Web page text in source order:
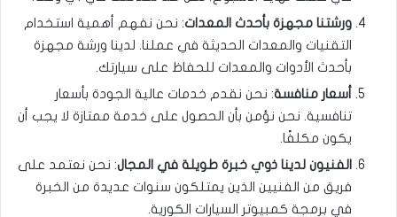
ورشتنا مجهزة بأحدث المعدات: نحن نفهم أهمية استخدام
التقنيات والمعدات الحديثة في عملنا. لدينا ورشة مجهزة
بأحدث الأدوات والمعدات للحفاظ على سيارتك.
أسعار منافسة: نحن نقدم خدمات عالية الجودة بأسعار
تنافسية. نحن نؤمن بأن الحصول على خدمة ممتازة لا يجب أن
يكون مكلفًا.
الفنيون لدينا ذوي خبرة طويلة في المجال: نحن نعتمد على
فريق من الفنيين الذين يمتلكون سنوات عديدة من الخبرة
في برمجة كمبيوتر السيارات الكورية.